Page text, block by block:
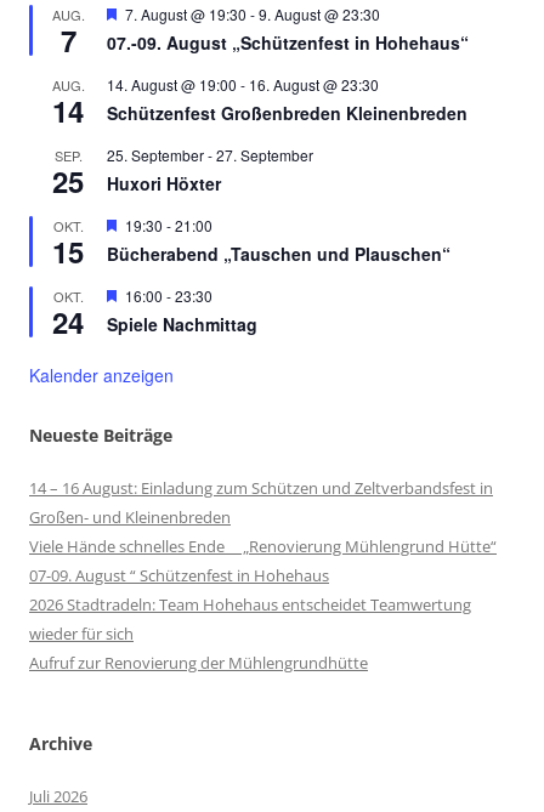
AUG.
7
Hervorgehoben
7. August @ 19:30 -9. August @ 23:30
07.-09. August „Schützenfest in Hohehaus“
AUG.
14
14. August @ 19:00 - 16. August @ 23:30
Schützenfest Großenbreden Kleinenbreden
SEP.
25
25. September-27. September
Huxori Höxter
OKT.
15
Hervorgehoben
19:30 -21:00
Bücherabend „Tauschen und Plauschen“
OKT.
24
Hervorgehoben
16:00 -23:30
Spiele Nachmittag
Kalender anzeigen
Neueste Beiträge
14 – 16 August: Einladung zum Schützen und Zeltverbandsfest in
Großen- und Kleinenbreden
Viele Hände schnelles Ende „Renovierung Mühlengrund Hütte“
07-09. August “ Schützenfest in Hohehaus
2026 Stadtradeln: Team Hohehaus entscheidet Teamwertung
wieder für sich
Aufruf zur Renovierung der Mühlengrundhütte
Archive
Juli 2026